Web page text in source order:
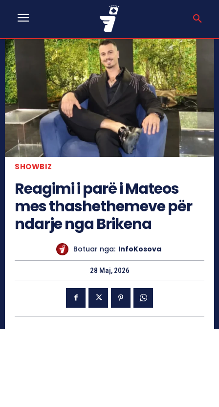
SHOWBIZ
Reagimi i parë i Mateos
mes thashethemeve për
ndarje nga Brikena
Botuar nga: InfoKosova
28 Maj, 2026